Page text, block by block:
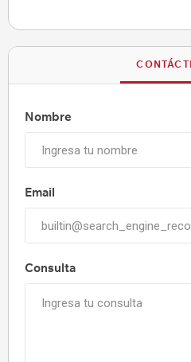
Nombre
Email
Consulta